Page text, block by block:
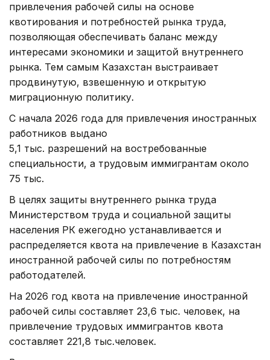
привлечения рабочей силы на основе
квотирования и потребностей рынка труда,
позволяющая обеспечивать баланс между
интересами экономики и защитой внутреннего
рынка. Тем самым Казахстан выстраивает
продвинутую, взвешенную и открытую
миграционную политику.
С начала 2026 года для привлечения иностранных
работников выдано
5,1 тыс. разрешений на востребованные
специальности, а трудовым иммигрантам около
75 тыс.
В целях защиты внутреннего рынка труда
Министерством труда и социальной защиты
населения РК ежегодно устанавливается и
распределяется квота на привлечение в Казахстан
иностранной рабочей силы по потребностям
работодателей.
На 2026 год квота на привлечение иностранной
рабочей силы составляет 23,6 тыс. человек, на
привлечение трудовых иммигрантов квота
составляет 221,8 тыс.человек.